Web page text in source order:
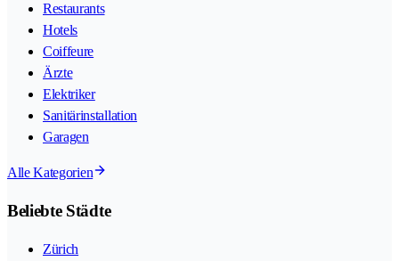
Restaurants
Hotels
Coiffeure
Ärzte
Elektriker
Sanitärinstallation
Garagen
Alle Kategorien
Beliebte Städte
Zürich